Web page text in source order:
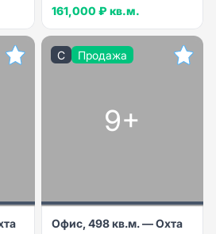
161,000 ₽ кв.м.
C Продажа
9+
Офис, 498 кв.м. — Охта